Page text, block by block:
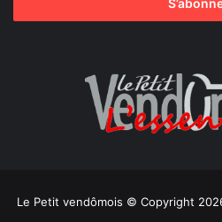
Le Petit vendômois © Copyright